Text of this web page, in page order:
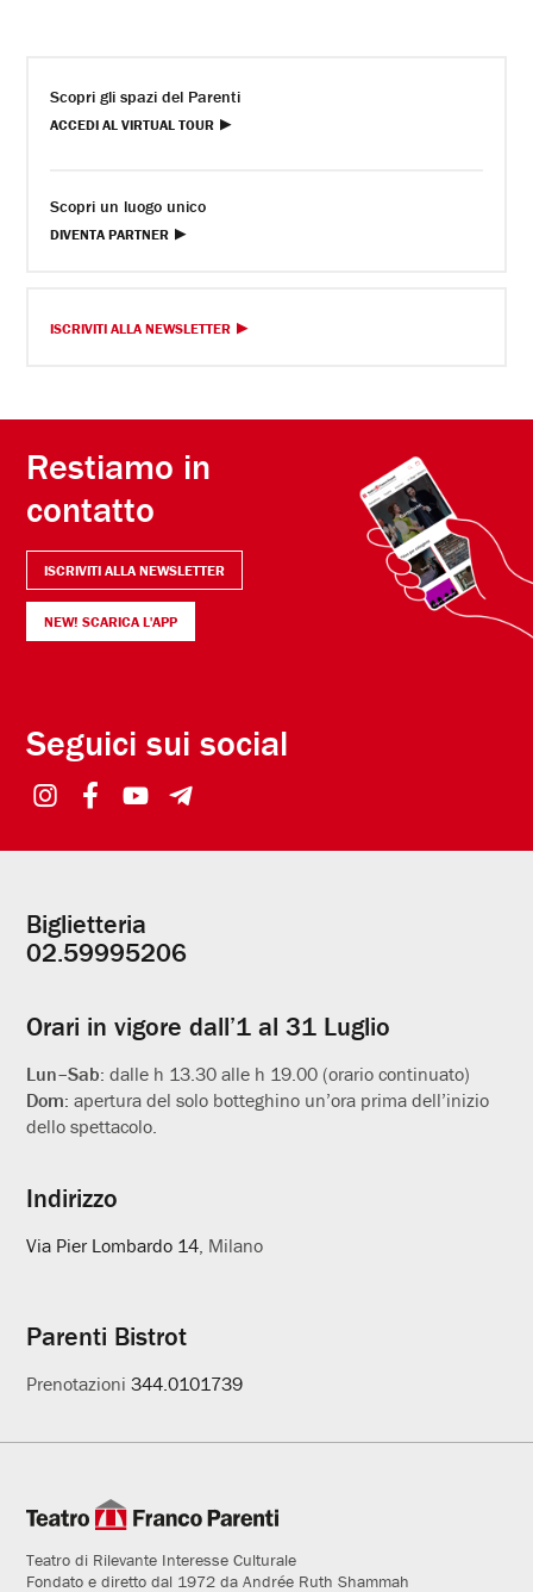
Scopri gli spazi del Parenti
ACCEDI AL VIRTUAL TOUR
Scopri un luogo unico
DIVENTA PARTNER
ISCRIVITI ALLA NEWSLETTER
Restiamo in
contatto
ISCRIVITI ALLA NEWSLETTER
NEW! SCARICA L'APP
Seguici sui social
Informazioni
utili
Biglietteria
02.59995206
Orari in vigore dall’1 al 31 Luglio
Lun–Sab:dalle h 13.30 alle h 19.00 (orario continuato)
Dom:apertura del solo botteghino un’ora prima dell’inizio
dello spettacolo.
Indirizzo
Via Pier Lombardo 14, Milano
Parenti Bistrot
Prenotazioni344.0101739
Teatro di Rilevante Interesse Culturale
Fondato e diretto dal 1972 da Andrée Ruth Shammah